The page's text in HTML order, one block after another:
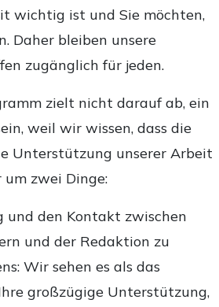
wichtig ist und Sie möchten,
Daher bleiben unsere
zugänglich für jeden.
zielt nicht darauf ab, ein
weil wir wissen, dass die
Unterstützung unserer Arbeit
um zwei Dinge:
und den Kontakt zwischen
und der Redaktion zu
Wir sehen es als das
großzügige Unterstützung,